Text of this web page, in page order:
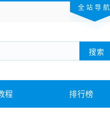
旅游出行 生活实用
战棋游戏 枪战射击
游戏娱乐 系统软件
全站导航
搜索
程 排行榜